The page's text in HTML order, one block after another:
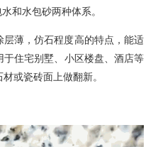
和水包砂两种体系。
薄，仿石程度高的特点，能适
于住宅别墅、小区楼盘、酒店等
或瓷砖面上做翻新。